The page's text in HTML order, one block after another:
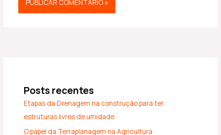
Posts recentes
Etapas da Drenagem na construção para ter
estruturas livres de umidade
O papel da Terraplanagem na Agricultura